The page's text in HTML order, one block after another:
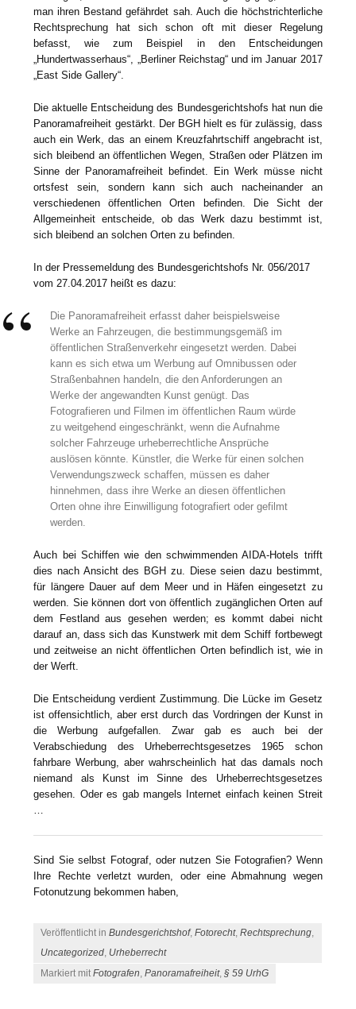
man ihren Bestand gefährdet sah. Auch die höchstrichterliche
Rechtsprechung hat sich schon oft mit dieser Regelung
befasst, wie zum Beispiel in den Entscheidungen
„Hundertwasserhaus“, „Berliner Reichstag“ und im Januar 2017
„East Side Gallery“.
Die aktuelle Entscheidung des Bundesgerichtshofs hat nun die
Panoramafreiheit gestärkt. Der BGH hielt es für zulässig, dass
auch ein Werk, das an einem Kreuzfahrtschiff angebracht ist,
sich bleibend an öffentlichen Wegen, Straßen oder Plätzen im
Sinne der Panoramafreiheit befindet. Ein Werk müsse nicht
ortsfest sein, sondern kann sich auch nacheinander an
verschiedenen öffentlichen Orten befinden. Die Sicht der
Allgemeinheit entscheide, ob das Werk dazu bestimmt ist,
sich bleibend an solchen Orten zu befinden.
In der Pressemeldung des Bundesgerichtshofs Nr. 056/2017
vom 27.04.2017 heißt es dazu:
Die Panoramafreiheit erfasst daher beispielsweise
Werke an Fahrzeugen, die bestimmungsgemäß im
öffentlichen Straßenverkehr eingesetzt werden. Dabei
kann es sich etwa um Werbung auf Omnibussen oder
Straßenbahnen handeln, die den Anforderungen an
Werke der angewandten Kunst genügt. Das
Fotografieren und Filmen im öffentlichen Raum würde
zu weitgehend eingeschränkt, wenn die Aufnahme
solcher Fahrzeuge urheberrechtliche Ansprüche
auslösen könnte. Künstler, die Werke für einen solchen
Verwendungszweck schaffen, müssen es daher
hinnehmen, dass ihre Werke an diesen öffentlichen
Orten ohne ihre Einwilligung fotografiert oder gefilmt
werden.
Auch bei Schiffen wie den schwimmenden AIDA-Hotels trifft
dies nach Ansicht des BGH zu. Diese seien dazu bestimmt,
für längere Dauer auf dem Meer und in Häfen eingesetzt zu
werden. Sie können dort von öffentlich zugänglichen Orten auf
dem Festland aus gesehen werden; es kommt dabei nicht
darauf an, dass sich das Kunstwerk mit dem Schiff fortbewegt
und zeitweise an nicht öffentlichen Orten befindlich ist, wie in
der Werft.
Die Entscheidung verdient Zustimmung. Die Lücke im Gesetz
ist offensichtlich, aber erst durch das Vordringen der Kunst in
die Werbung aufgefallen. Zwar gab es auch bei der
Verabschiedung des Urheberrechtsgesetzes 1965 schon
fahrbare Werbung, aber wahrscheinlich hat das damals noch
niemand als Kunst im Sinne des Urheberrechtsgesetzes
gesehen. Oder es gab mangels Internet einfach keinen Streit
…
Sind Sie selbst Fotograf, oder nutzen Sie Fotografien? Wenn
Ihre Rechte verletzt wurden, oder eine Abmahnung wegen
Fotonutzung bekommen haben,
Veröffentlicht inBundesgerichtshof,Fotorecht,Rechtsprechung
Uncategorized Urheberrecht
Markiert mitFotografen ,Panoramafreiheit,§ 59 UrhG